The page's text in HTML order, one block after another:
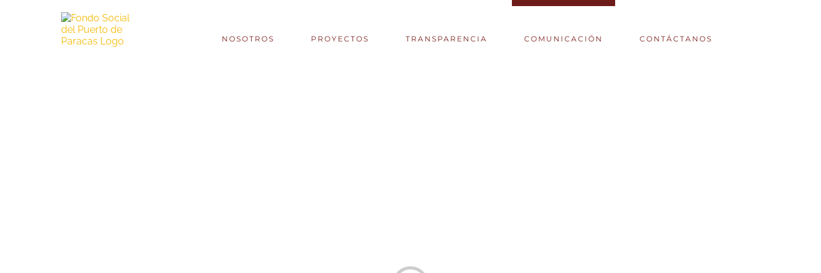
NOSOTROS PROYECTOS TRANSPARENCIA COMUNICACIÓN CONTÁCTANOS